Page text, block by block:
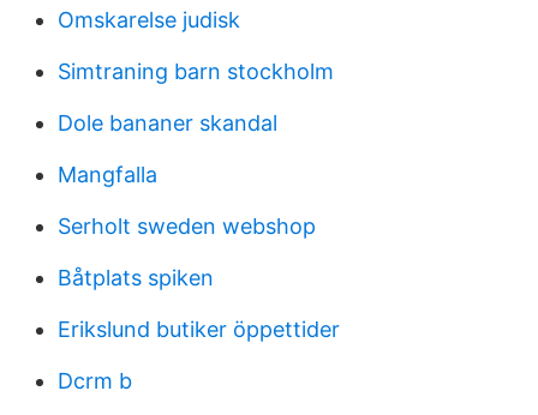
Omskarelse judisk
Simtraning barn stockholm
Dole bananer skandal
Mangfalla
Serholt sweden webshop
Båtplats spiken
Erikslund butiker öppettider
Dcrm b